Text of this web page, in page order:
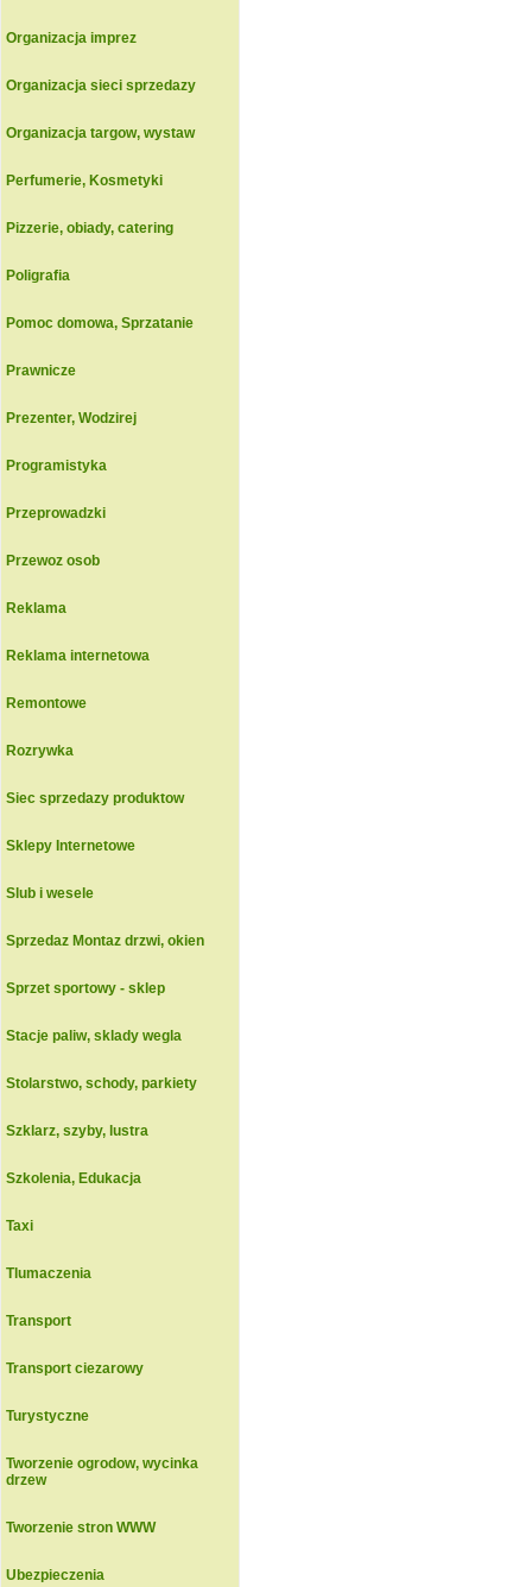
Organizacja imprez
Organizacja sieci sprzedazy
Organizacja targow, wystaw
Perfumerie, Kosmetyki
Pizzerie, obiady, catering
Poligrafia
Pomoc domowa, Sprzatanie
Prawnicze
Prezenter, Wodzirej
Programistyka
Przeprowadzki
Przewoz osob
Reklama
Reklama internetowa
Remontowe
Rozrywka
Siec sprzedazy produktow
Sklepy Internetowe
Slub i wesele
Sprzedaz Montaz drzwi, okien
Sprzet sportowy - sklep
Stacje paliw, sklady wegla
Stolarstwo, schody, parkiety
Szklarz, szyby, lustra
Szkolenia, Edukacja
Taxi
Tlumaczenia
Transport
Transport ciezarowy
Turystyczne
Tworzenie ogrodow, wycinka
drzew
Tworzenie stron WWW
Ubezpieczenia